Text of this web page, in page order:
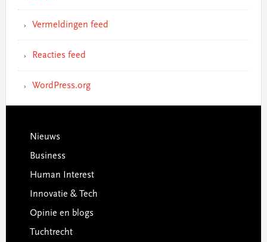
Vermeldingen feed
Reacties feed
WordPress.org
Footer
Nieuws
Business
Human Interest
Innovatie & Tech
Opinie en blogs
Tuchtrecht